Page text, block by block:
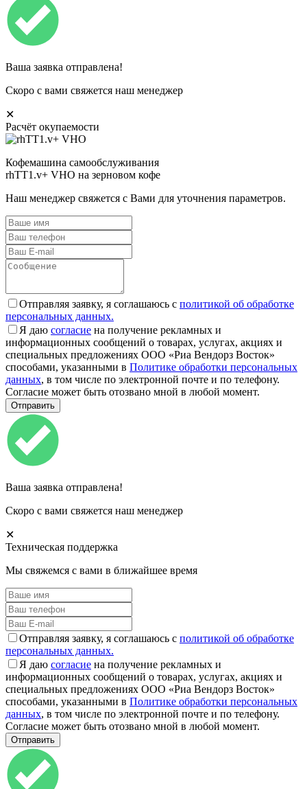
Ваша заявка отправлена!
Скоро с вами свяжется наш менеджер
✕
Расчёт окупаемости
Кофемашина самообслуживания
rhTT1.v+ VHO на зерновом кофе
Наш менеджер свяжется с Вами для уточнения параметров.
Отправляя заявку, я соглашаюсь с политикой об обработке
персональных данных.
Я даю согласие на получение рекламных и
информационных сообщений о товарах, услугах, акциях и
специальных предложениях ООО «Риа Вендорз Восток»
способами, указанными в Политике обработки персональных
данных, в том числе по электронной почте и по телефону.
Согласие может быть отозвано мной в любой момент.
Ваша заявка отправлена!
Скоро с вами свяжется наш менеджер
✕
Техническая поддержка
Мы свяжемся с вами в ближайшее время
Отправляя заявку, я соглашаюсь с политикой об обработке
персональных данных.
Я даю согласие на получение рекламных и
информационных сообщений о товарах, услугах, акциях и
специальных предложениях ООО «Риа Вендорз Восток»
способами, указанными в Политике обработки персональных
данных, в том числе по электронной почте и по телефону.
Согласие может быть отозвано мной в любой момент.